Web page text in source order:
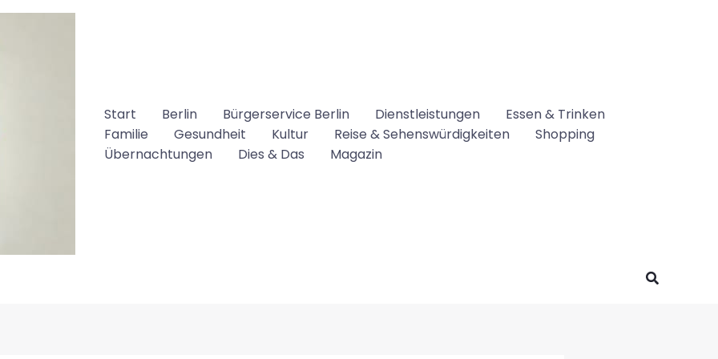
Start Berlin Bürgerservice Berlin Dienstleistungen
Essen & Trinken
Familie
Gesundheit Kultur Reise & Sehenswürdigkeiten
Shopping
Übernachtungen
Dies & Das Magazin
Suchen